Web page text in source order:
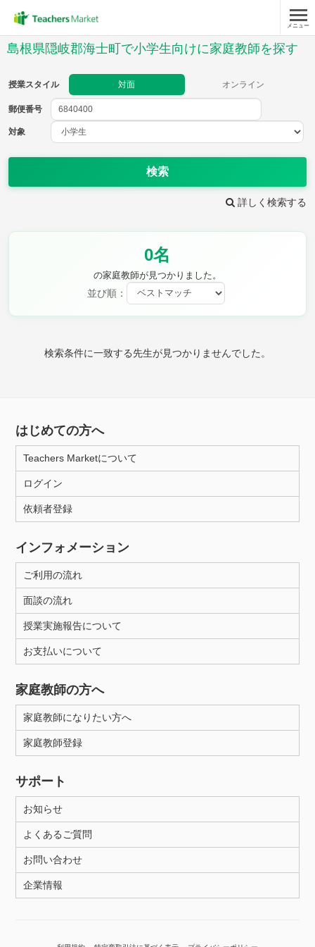
メニュー
島根県隠岐郡海士町で小学生向けに家庭教師を探す
授業スタイル 対面 オンライン
郵便番号
対象
検索
詳しく検索する
0名
の家庭教師が見つかりました。
並び順：
検索条件に一致する先生が見つかりませんでした。
郵便番号
教科
理科
保健・体育 図画工作 書写
月曜日 火曜日
所属大学
距離：15km以内
年齢：18-101歳
はじめての方へ
Teachers Marketについて
ログイン
依頼者登録
インフォメーション
ご利用の流れ
面談の流れ
授業実施報告について
お支払いについて
家庭教師の方へ
家庭教師になりたい方へ
家庭教師登録
サポート
お知らせ
よくあるご質問
お問い合わせ
企業情報